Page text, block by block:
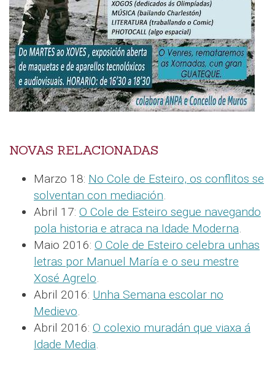
NOVAS RELACIONADAS
Marzo 18: No Cole de Esteiro, os conflitos se
solventan con mediación.
Abril 17: O Cole de Esteiro segue navegando
pola historia e atraca na Idade Moderna.
Maio 2016: O Cole de Esteiro celebra unhas
letras por Manuel María e o seu mestre
Xosé Agrelo.
Abril 2016: Unha Semana escolar no
Medievo.
Abril 2016: O colexio muradán que viaxa á
Idade Media.